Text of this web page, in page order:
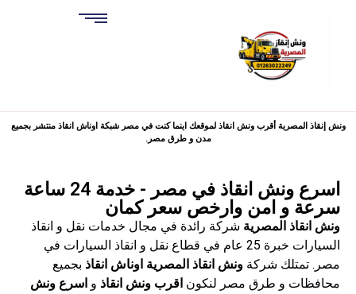
ونش إنقاذ المصرية أقرب ونش انقاذ لموقعك اينما كنت في مصر شبكة اوناش انقاذ منتشر بجميع
مدن و طرق مصر.
اسرع ونش انقاذ في مصر - خدمة 24 ساعة
سرعة و امن وارخص سعر كمان
ونش انقاذ المصرية شركة رائدة في مجال خدمات نقل و انقاذ
السيارات خبرة 25 عام في قطاع نقل و انقاذ السيارات في
مصر. تمتلك شركة ونش انقاذ المصرية اوناش انقاذ بجميع
محافظات و طرق مصر لنكون اقرب ونش انقاذ و اسرع ونش